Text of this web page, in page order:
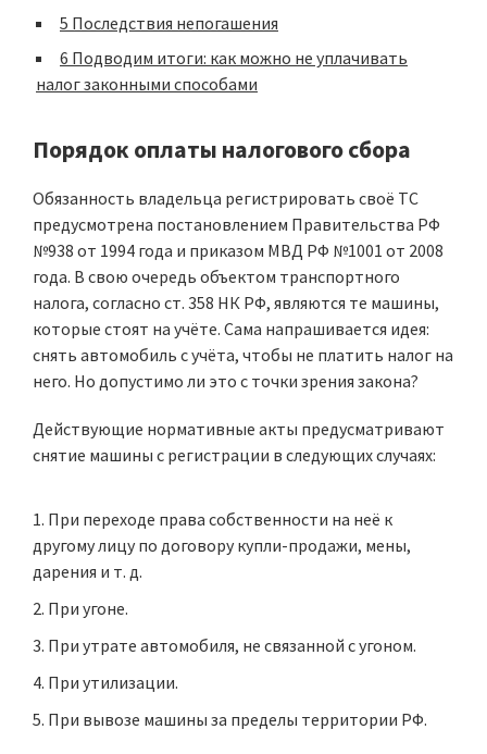
5 Последствия непогашения
6 Подводим итоги: как можно не уплачивать
налог законными способами
Порядок оплаты налогового сбора
Обязанность владельца регистрировать своё ТС
предусмотрена постановлением Правительства РФ
№938 от 1994 года и приказом МВД РФ №1001 от 2008
года. В свою очередь объектом транспортного
налога, согласно ст. 358 НК РФ, являются те машины,
которые стоят на учёте. Сама напрашивается идея:
снять автомобиль с учёта, чтобы не платить налог на
него. Но допустимо ли это с точки зрения закона?
Действующие нормативные акты предусматривают
снятие машины с регистрации в следующих случаях:
При переходе права собственности на неё к
другому лицу по договору купли-продажи, мены,
дарения и т. д.
При угоне.
При утрате автомобиля, не связанной с угоном.
При утилизации.
При вывозе машины за пределы территории РФ.